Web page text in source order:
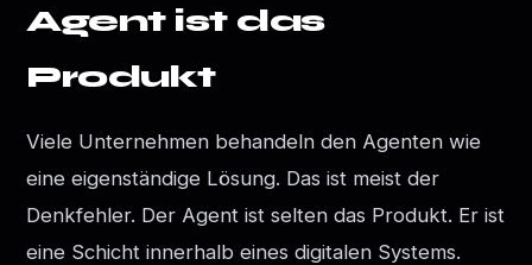
Agent ist das
Produkt
Viele Unternehmen behandeln den Agenten wie
eine eigenständige Lösung. Das ist meist der
Denkfehler. Der Agent ist selten das Produkt. Er ist
eine Schicht innerhalb eines digitalen Systems.